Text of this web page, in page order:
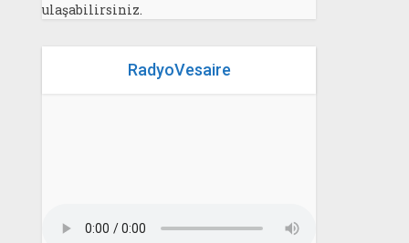
ulaşabilirsiniz.
RadyoVesaire